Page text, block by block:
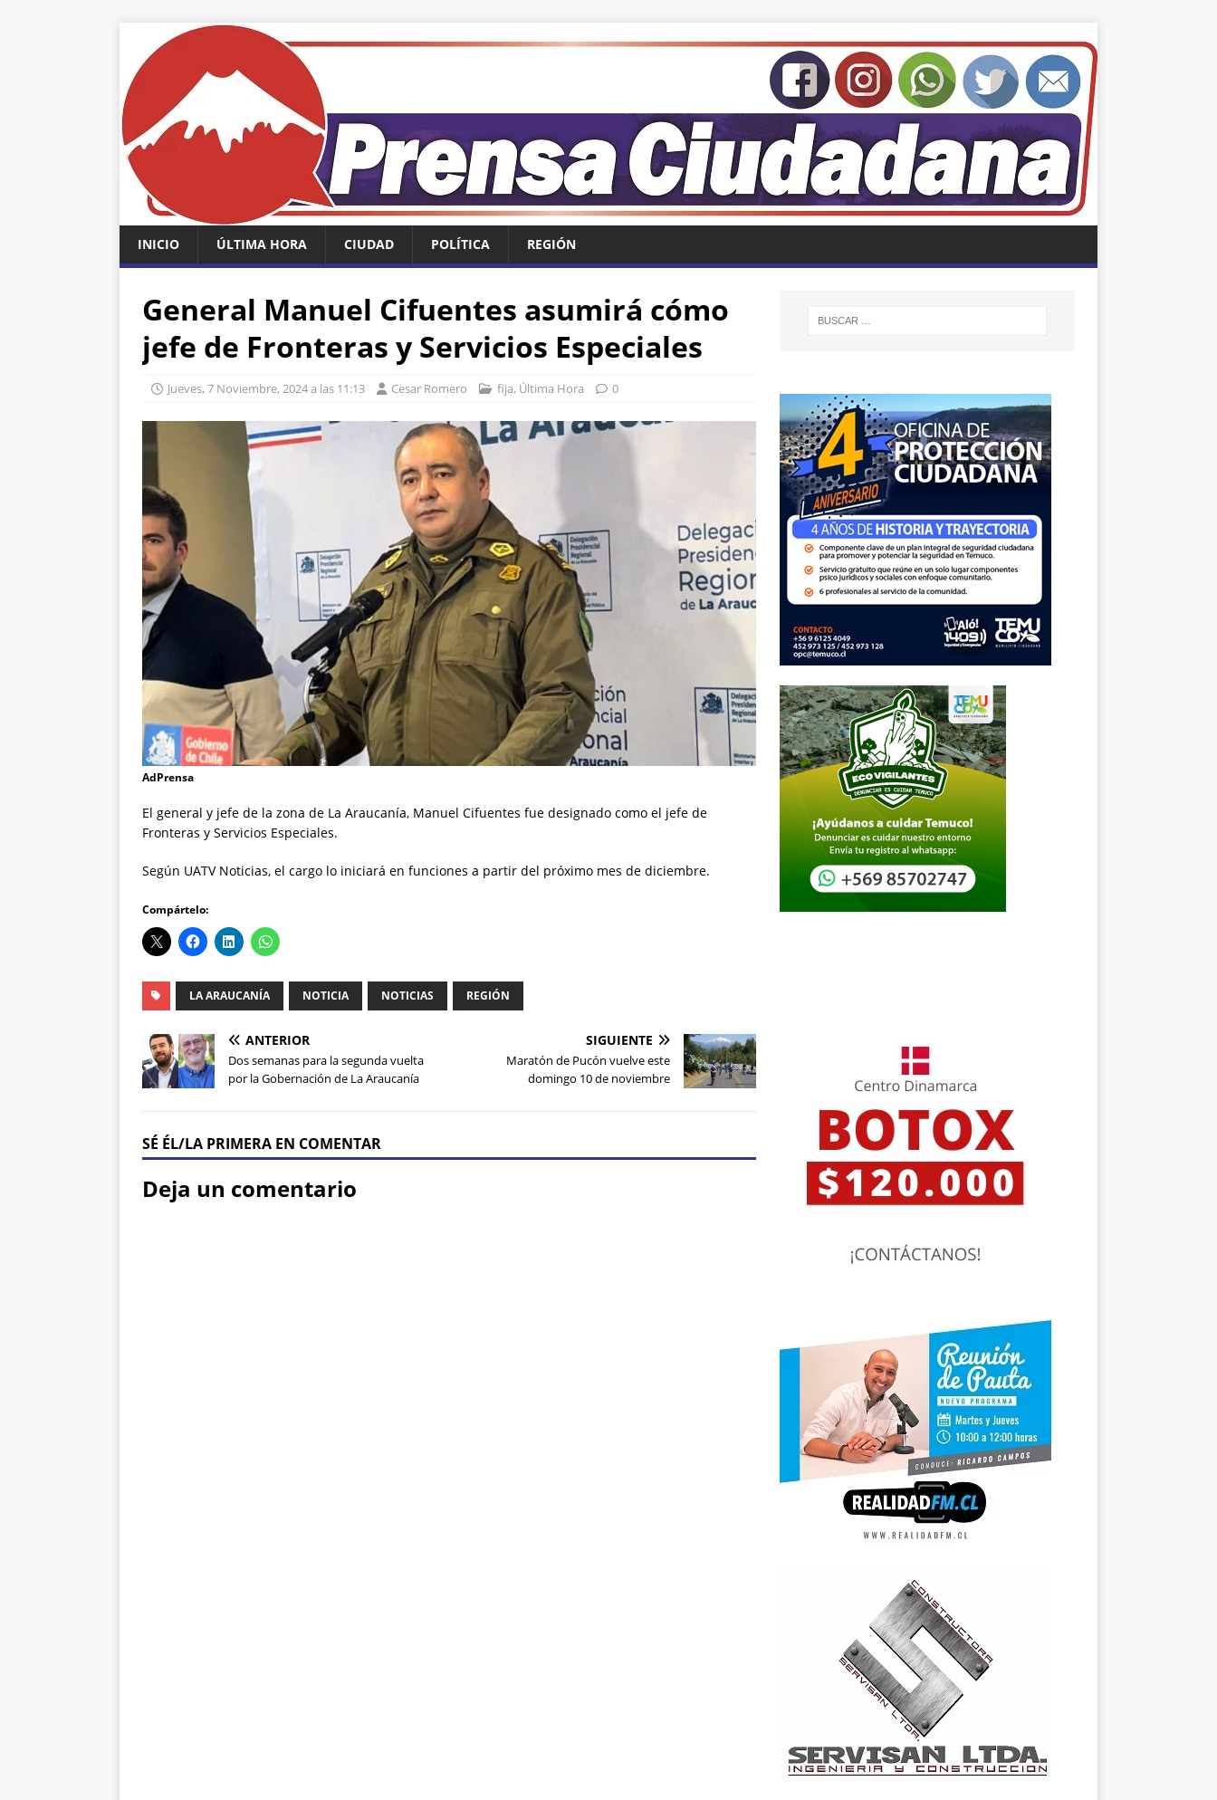
INICIO ÚLTIMA HORA CIUDAD POLÍTICA REGIÓN
General Manuel Cifuentes asumirá cómo
jefe de Fronteras y Servicios Especiales
Jueves, 7 Noviembre, 2024 a las 11:13 Cesar Romero fija, Última Hora 0
AdPrensa
El general y jefe de la zona de La Araucanía, Manuel Cifuentes fue designado como el jefe de
Fronteras y Servicios Especiales.
Según UATV Noticias, el cargo lo iniciará en funciones a partir del próximo mes de diciembre.
Compártelo:
LA ARAUCANÍA NOTICIA NOTICIAS REGIÓN
ANTERIOR
Dos semanas para la segunda vuelta
por la Gobernación de La Araucanía
SIGUIENTE
Maratón de Pucón vuelve este
domingo 10 de noviembre
SÉ ÉL/LA PRIMERA EN COMENTAR
Deja un comentario